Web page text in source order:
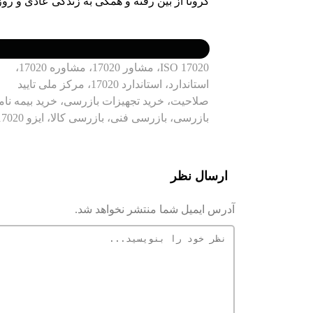
ISO 17020، مشاور 17020، مشاوره 17020،
استاندارد، استاندارد 17020، مرکز ملی تایید
صلاحیت، خرید تجهیزات بازرسی، خرید بیمه
بازرسی، بازرسی فنی، بازرسی کالا، ایزو 17020،
ارسال نظر
آدرس ایمیل شما منتشر نخواهد شد.